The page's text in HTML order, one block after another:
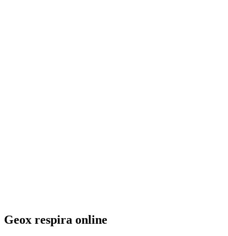
Geox respira online